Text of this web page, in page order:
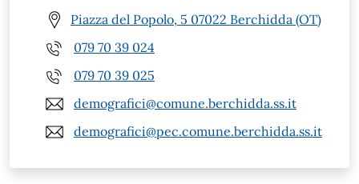
Piazza del Popolo, 5 07022 Berchidda (OT)
079 70 39 024
079 70 39 025
demografici@comune.berchidda.ss.it
demografici@pec.comune.berchidda.ss.it